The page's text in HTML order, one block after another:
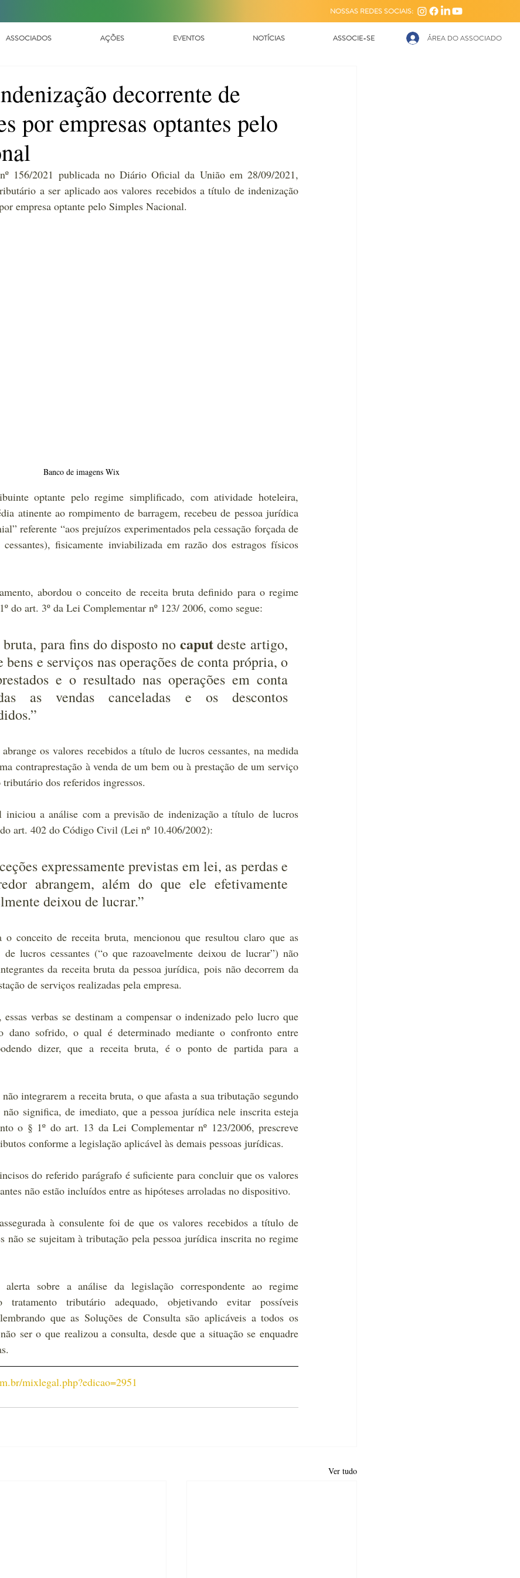
NOSSAS REDES SOCIAIS:
ASSOCIADOS AÇÕES EVENTOS NOTÍCIAS ASSOCIE-SE ÁREA DO ASSOCIADO
decorrente de
por empresas optantes pelo
156/2021 publicada no Diário Oficial da União em 28/09/2021,
a ser aplicado aos valores recebidos a título de indenização
empresa optante pelo Simples Nacional.
Banco de imagens Wix
optante pelo regime simplificado, com atividade hoteleira,
atinente ao rompimento de barragem, recebeu de pessoa jurídica
referente “aos prejuízos experimentados pela cessação forçada de
fisicamente inviabilizada em razão dos estragos físicos
abordou o conceito de receita bruta definido para o regime
do art. 3º da Lei Complementar nº 123/ 2006, como segue:
para fins do disposto no caput deste artigo,
e serviços nas operações de conta própria, o
e o resultado nas operações em conta
as vendas canceladas e os descontos
os valores recebidos a título de lucros cessantes, na medida
contraprestação à venda de um bem ou à prestação de um serviço
dos referidos ingressos.
iniciou a análise com a previsão de indenização a título de lucros
art. 402 do Código Civil (Lei nº 10.406/2002):
expressamente previstas em lei, as perdas e
abrangem, além do que ele efetivamente
deixou de lucrar.”
o conceito de receita bruta, mencionou que resultou claro que as
lucros cessantes (“o que razoavelmente deixou de lucrar”) não
da receita bruta da pessoa jurídica, pois não decorrem da
de serviços realizadas pela empresa.
verbas se destinam a compensar o indenizado pelo lucro que
dano sofrido, o qual é determinado mediante o confronto entre
dizer, que a receita bruta, é o ponto de partida para a
integrarem a receita bruta, o que afasta a sua tributação segundo
significa, de imediato, que a pessoa jurídica nele inscrita esteja
o § 1º do art. 13 da Lei Complementar nº 123/2006, prescreve
conforme a legislação aplicável às demais pessoas jurídicas.
do referido parágrafo é suficiente para concluir que os valores
não estão incluídos entre as hipóteses arroladas no dispositivo.
à consulente foi de que os valores recebidos a título de
não se sujeitam à tributação pela pessoa jurídica inscrita no regime
sobre a análise da legislação correspondente ao regime
tributário adequado, objetivando evitar possíveis
que as Soluções de Consulta são aplicáveis a todos os
ser o que realizou a consulta, desde que a situação se enquadre
mixlegal.php?edicao=2951
Ver tudo